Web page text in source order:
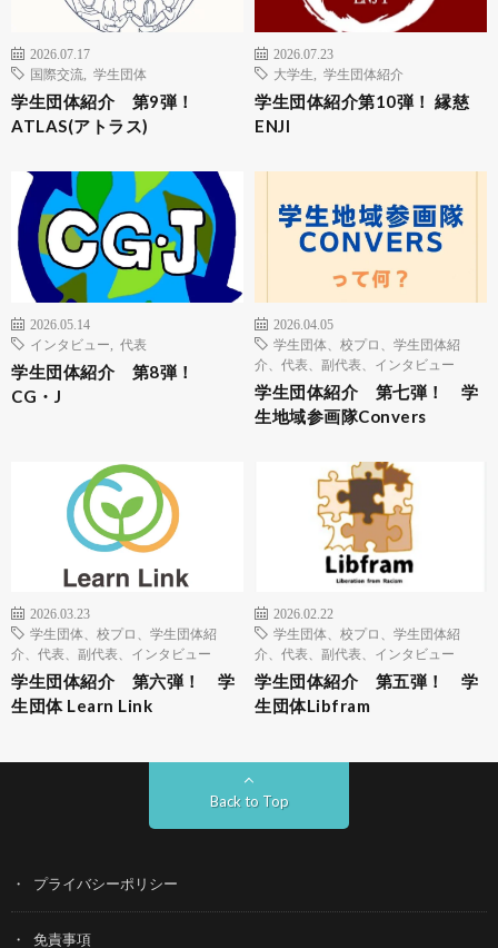
2026.07.17
国際交流
学生団体
学生団体紹介 第9弾！
ATLAS(アトラス)
2026.07.23
大学生
学生団体紹介
学生団体紹介第10弾！ 縁慈
ENJI
2026.05.14
インタビュー
代表
学生団体紹介 第8弾！
CG・J
2026.04.05
学生団体、校プロ、学生団体紹
介、代表、副代表、インタビュー
学生団体紹介 第七弾！ 学
生地域参画隊Convers
2026.03.23
学生団体、校プロ、学生団体紹
介、代表、副代表、インタビュー
学生団体紹介 第六弾！ 学
生団体 Learn Link
2026.02.22
学生団体、校プロ、学生団体紹
介、代表、副代表、インタビュー
学生団体紹介 第五弾！ 学
生団体Libfram
Back to Top
プライバシーポリシー
免責事項